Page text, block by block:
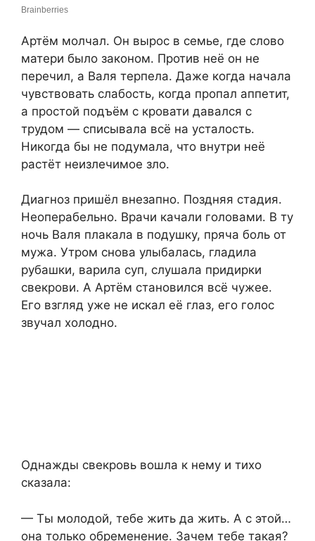
Артём молчал. Он вырос в семье, где слово
матери было законом. Против неё он не
перечил, а Валя терпела. Даже когда начала
чувствовать слабость, когда пропал аппетит,
а простой подъём с кровати давался с
трудом — списывала всё на усталость.
Никогда бы не подумала, что внутри неё
растёт неизлечимое зло.
Диагноз пришёл внезапно. Поздняя стадия.
Неоперабельно. Врачи качали головами. В ту
ночь Валя плакала в подушку, пряча боль от
мужа. Утром снова улыбалась, гладила
рубашки, варила суп, слушала придирки
свекрови. А Артём становился всё чужее.
Его взгляд уже не искал её глаз, его голос
звучал холодно.
Однажды свекровь вошла к нему и тихо
сказала:
— Ты молодой, тебе жить да жить. А с этой…
она только обременение. Зачем тебе такая?